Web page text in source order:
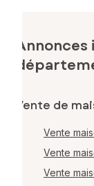
Vente de
Vente
Vente
Vente